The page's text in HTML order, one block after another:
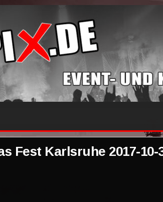
Fest Karlsruhe 2017-10-